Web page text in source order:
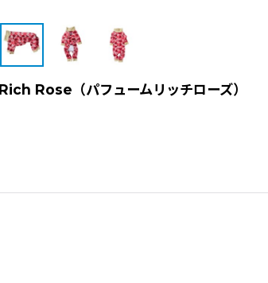
Rose（パフュームリッチローズ）